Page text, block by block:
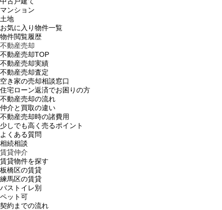
マンション
土地
お気に入り物件一覧
物件閲覧履歴
不動産売却
不動産売却TOP
不動産売却実績
不動産売却査定
空き家の売却相談窓口
住宅ローン返済でお困りの方
不動産売却の流れ
仲介と買取の違い
不動産売却時の諸費用
少しでも高く売るポイント
よくある質問
相続相談
賃貸仲介
賃貸物件を探す
板橋区の賃貸
練馬区の賃貸
バストイレ別
ペット可
契約までの流れ